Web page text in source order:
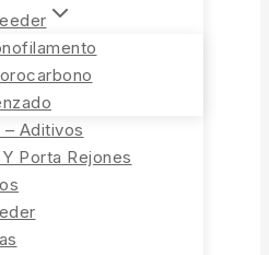
Aditivos
Porta Rejones